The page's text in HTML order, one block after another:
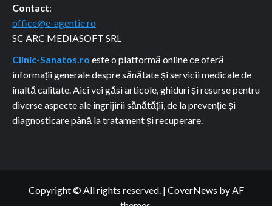
Contact:
office@e-agentie.ro
SC ARC MEDIASOFT SRL
Clinic-Sanatos.ro este o platformă online ce oferă
informații generale despre sănătate și servicii medicale de
înaltă calitate. Aici vei găsi articole, ghiduri și resurse pentru
diverse aspecte ale îngrijirii sănătății, de la prevenție și
diagnosticare până la tratament și recuperare.
Copyright © All rights reserved. | CoverNews by AF